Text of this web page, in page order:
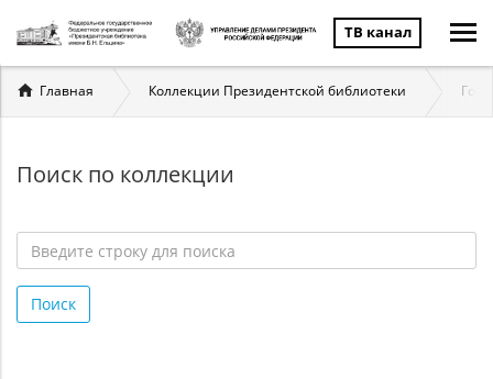
ТВ канал
Вы
здесь
Главная Коллекции Президентской библиотеки
Поиск по коллекции
строку
для
Поиск